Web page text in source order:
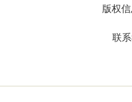
版权信
联